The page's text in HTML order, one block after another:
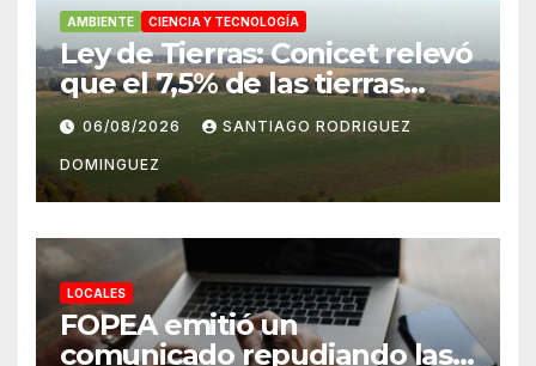
AMBIENTE CIENCIA Y TECNOLOGÍA
Ley de Tierras: Conicet relevó
que el 7,5% de las tierras
rurales de Mar del Plata
pertenecen a extranjeros
06/08/2026 SANTIAGO RODRIGUEZ
DOMINGUEZ
LOCALES
FOPEA emitió un
comunicado repudiando las